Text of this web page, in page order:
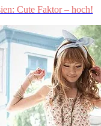
Cute Faktor – hoch!